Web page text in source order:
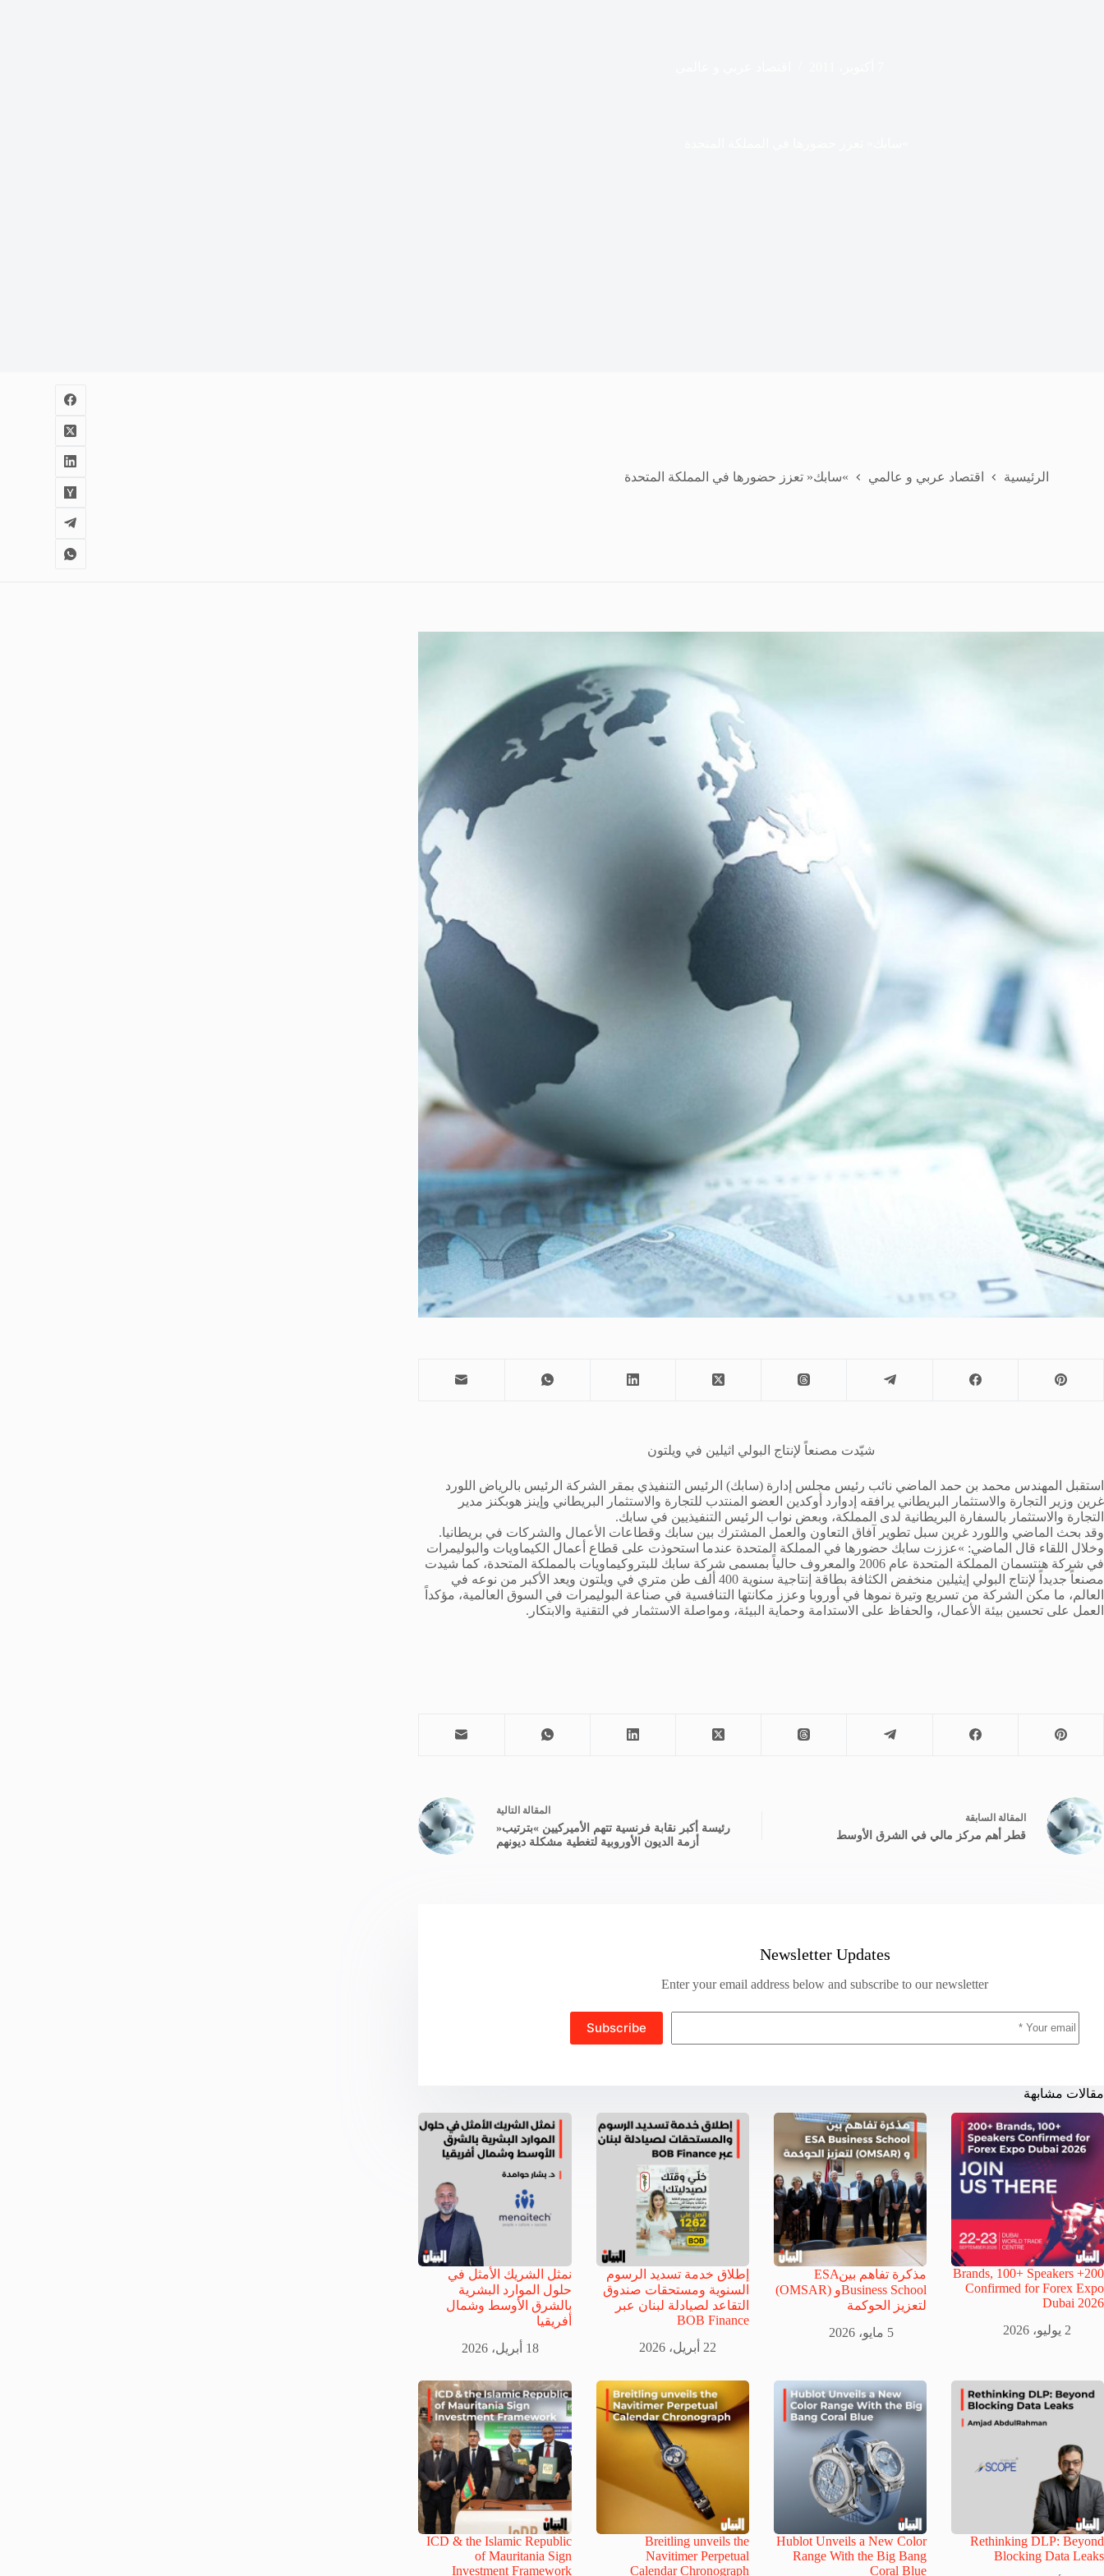
الرئيسية اقتصاد عربي و عالمي »سابك« تعزز حضورها في المملكة المتحدة
شيّدت مصنعاً لإنتاج البولي اثيلين في ويلتون
استقبل المهندس محمد بن حمد الماضي نائب رئيس مجلس إدارة (سابك) الرئيس التنفيذي بمقر الشركة الرئيس بالرياض اللورد
غرين وزير التجارة والاستثمار البريطاني يرافقه إدوارد أوكدين العضو المنتدب للتجارة والاستثمار البريطاني وإينز هوبكنز مدير
التجارة والاستثمار بالسفارة البريطانية لدى المملكة، وبعض نواب الرئيس التنفيذيين في سابك.
وقد بحث الماضي واللورد غرين سبل تطوير آفاق التعاون والعمل المشترك بين سابك وقطاعات الأعمال والشركات في بريطانيا.
وخلال اللقاء قال الماضي: »عززت سابك حضورها في المملكة المتحدة عندما استحوذت على قطاع أعمال الكيماويات والبوليمرات
في شركة هنتسمان المملكة المتحدة عام 2006 والمعروف حالياً بمسمى شركة سابك للبتروكيماويات بالمملكة المتحدة، كما شيدت
مصنعاً جديداً لإنتاج البولي إيثيلين منخفض الكثافة بطاقة إنتاجية سنوية 400 ألف طن متري في ويلتون ويعد الأكبر من نوعه في
العالم، ما مكن الشركة من تسريع وتيرة نموها في أوروبا وعزز مكانتها التنافسية في صناعة البوليمرات في السوق العالمية، مؤكداً
العمل على تحسين بيئة الأعمال، والحفاظ على الاستدامة وحماية البيئة، ومواصلة الاستثمار في التقنية والابتكار.
المقالة السابقة
قطر أهم مركز مالي في الشرق الأوسط
المقالة التالية
رئيسة أكبر نقابة فرنسية تتهم الأميركيين »بترتيب«
أزمة الديون الأوروبية لتغطية مشكلة ديونهم
Newsletter Updates
Enter your email address below and subscribe to our newsletter
Subscribe
مقالات مشابهة
200+ Brands, 100+ Speakers
Confirmed for Forex Expo
Dubai 2026
2 يوليو، 2026
مذكرة تفاهم بينESA
Business Schoolو (OMSAR)
لتعزيز الحوكمة
5 مايو، 2026
إطلاق خدمة تسديد الرسوم
السنوية ومستحقات صندوق
التقاعد لصيادلة لبنان عبر
BOB Finance
22 أبريل، 2026
نمثل الشريك الأمثل في
حلول الموارد البشرية
بالشرق الأوسط وشمال
أفريقيا
18 أبريل، 2026
Rethinking DLP: Beyond
Blocking Data Leaks
Hublot Unveils a New Color
Range With the Big Bang
Coral Blue
Breitling unveils the
Navitimer Perpetual
Calendar Chronograph
ICD & the Islamic Republic
of Mauritania Sign
Investment Framework